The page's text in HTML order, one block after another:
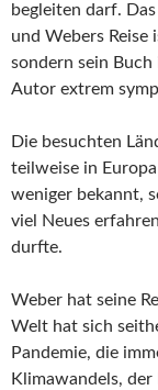
begleiten darf.
und Webers
sondern sein
Autor extrem
Die besuchten
teilweise in
weniger bekannt,
viel Neues
durfte.
Weber hat seine
Welt hat sich
Pandemie, die
Klimawandels,